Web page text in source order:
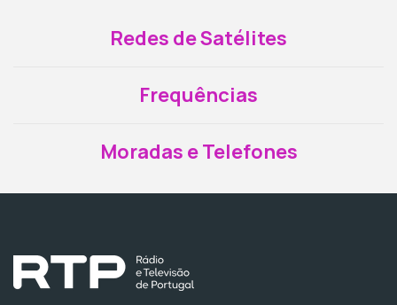
Redes de Satélites
Frequências
Moradas e Telefones